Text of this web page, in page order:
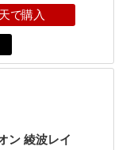
で購入
ン 綾波レイ